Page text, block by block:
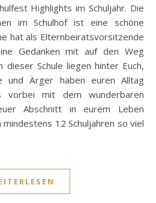
Highlights im Schuljahr. Die
im Schulhof ist eine schöne
hat als Elternbeiratsvorsitzende
Gedanken mit auf den Weg
dieser Schule liegen hinter Euch,
und Ärger haben euren Alltag
mit dem wunderbaren
Abschnitt in eurem Leben
12 Schuljahren so viel